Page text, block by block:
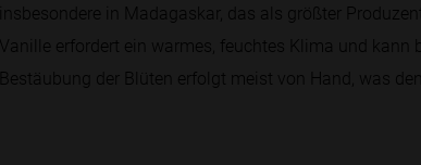
insbesondere in Madagaskar, das als größter
Vanille erfordert ein warmes, feuchtes Klima und
Bestäubung der Blüten erfolgt meist von Hand, was